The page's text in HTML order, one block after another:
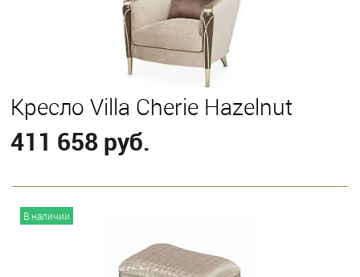
Кресло Villa Cherie Hazelnut
411 658 руб.
В наличии